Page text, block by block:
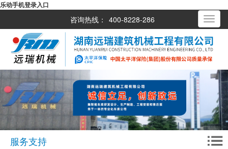
乐动手机登录入口
咨询热线： 400-8228-286
服务支持
Toggle